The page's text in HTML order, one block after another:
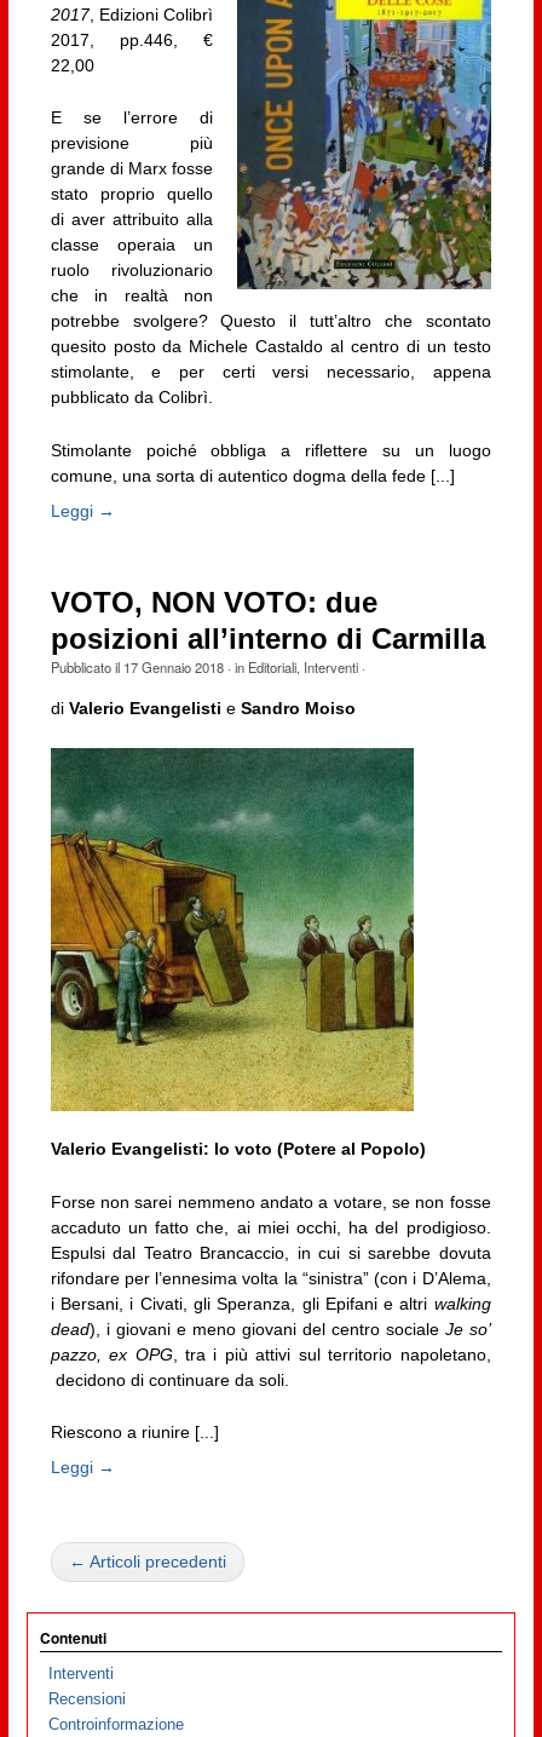
2017, Edizioni Colibrì
2017, pp.446, €
22,00
E se l’errore di
previsione più
grande di Marx fosse
stato proprio quello
di aver attribuito alla
classe operaia un
ruolo rivoluzionario
che in realtà non
potrebbe svolgere? Questo il tutt’altro che scontato
quesito posto da Michele Castaldo al centro di un testo
stimolante, e per certi versi necessario, appena
pubblicato da Colibrì.
Stimolante poiché obbliga a riflettere su un luogo
comune, una sorta di autentico dogma della fede [...]
Leggi →
VOTO, NON VOTO: due
posizioni all’interno di Carmilla
Pubblicato il 17 Gennaio 2018· in Editoriali, Interventi·
di Valerio Evangelisti e Sandro Moiso
Valerio Evangelisti: Io voto (Potere al Popolo)
Forse non sarei nemmeno andato a votare, se non fosse
accaduto un fatto che, ai miei occhi, ha del prodigioso.
Espulsi dal Teatro Brancaccio, in cui si sarebbe dovuta
rifondare per l’ennesima volta la “sinistra” (con i D’Alema,
i Bersani, i Civati, gli Speranza, gli Epifani e altri walking
dead), i giovani e meno giovani del centro sociale Je so’
pazzo, ex OPG, tra i più attivi sul territorio napoletano,
decidono di continuare da soli.
Riescono a riunire [...]
Leggi →
← Articoli precedenti
Contenuti
Interventi
Recensioni
Controinformazione